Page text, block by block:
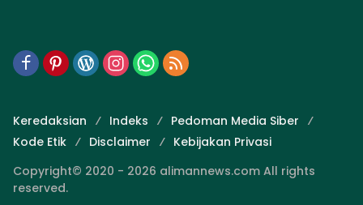
Keredaksian Indeks
Pedoman Media Siber
Kode Etik
Disclaimer
Kebijakan Privasi
Copyright© 2020 - 2026 alimannews.com All rights
reserved.